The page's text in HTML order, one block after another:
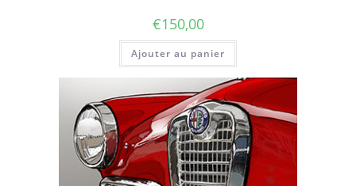
€150,00
Ajouter au panier